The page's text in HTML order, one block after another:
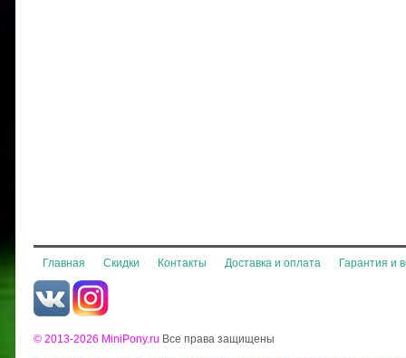
Главная Скидки Контакты Доставка и оплата Гарантия и
© 2013-2026 MiniPony.ru Все права защищены